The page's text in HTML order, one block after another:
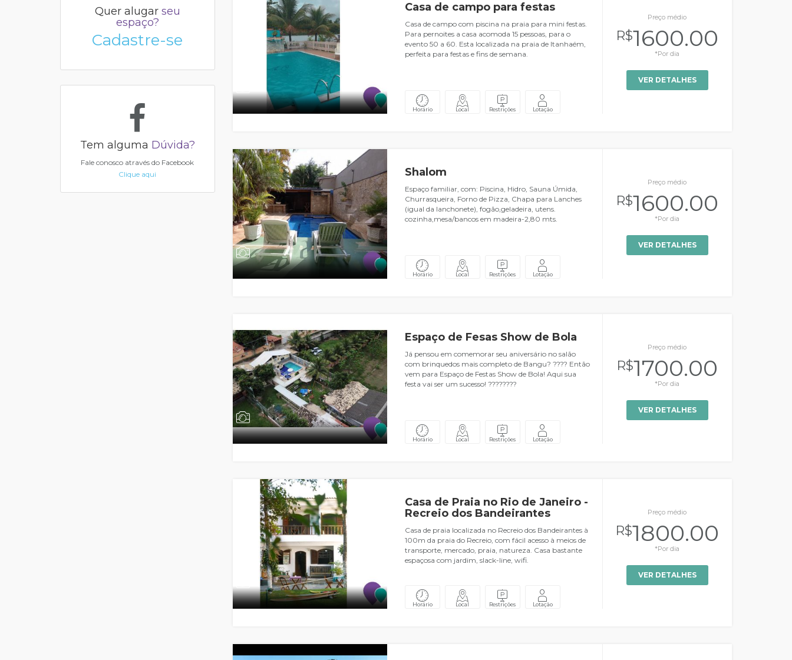
Quer alugar seu
espaço?
Cadastre-se
Tem alguma Dúvida?
Fale conosco através do Facebook
Clique aqui
Casa de campo para festas
Casa de campo com piscina na praia para mini festas.
Para pernoites a casa acomoda 15 pessoas, para o
evento 50 a 60. Esta localizada na praia de Itanhaém,
perfeita para festas e fins de semana.
Horário Local Restrições Lotação
Preço médio
R$1600.00
*Por dia
VER DETALHES
Shalom
Espaço familiar, com: Piscina, Hidro, Sauna Úmida,
Churrasqueira, Forno de Pizza, Chapa para Lanches
(igual da lanchonete), fogão,geladeira, utens.
cozinha,mesa/bancos em madeira-2,80 mts.
Horário Local Restrições Lotação
Preço médio
R$1600.00
*Por dia
VER DETALHES
Espaço de Fesas Show de Bola
Já pensou em comemorar seu aniversário no salão
com brinquedos mais completo de Bangu? ???? Então
vem para Espaço de Festas Show de Bola! Aqui sua
festa vai ser um sucesso! ????????
Horário Local Restrições Lotação
Preço médio
R$1700.00
*Por dia
VER DETALHES
Casa de Praia no Rio de Janeiro -
Recreio dos Bandeirantes
Casa de praia localizada no Recreio dos Bandeirantes à
100m da praia do Recreio, com fácil acesso à meios de
transporte, mercado, praia, natureza. Casa bastante
espaçosa com jardim, slack-line, wifi.
Horário Local Restrições Lotação
Preço médio
R$1800.00
*Por dia
VER DETALHES